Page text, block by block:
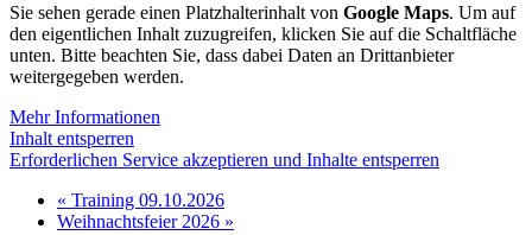
Sie sehen gerade einen Platzhalterinhalt von Google Maps. Um auf
den eigentlichen Inhalt zuzugreifen, klicken Sie auf die Schaltfläche
unten. Bitte beachten Sie, dass dabei Daten an Drittanbieter
weitergegeben werden.
Mehr Informationen
Inhalt entsperren
Erforderlichen Service akzeptieren und Inhalte entsperren
« Training 09.10.2026
Weihnachtsfeier 2026 »